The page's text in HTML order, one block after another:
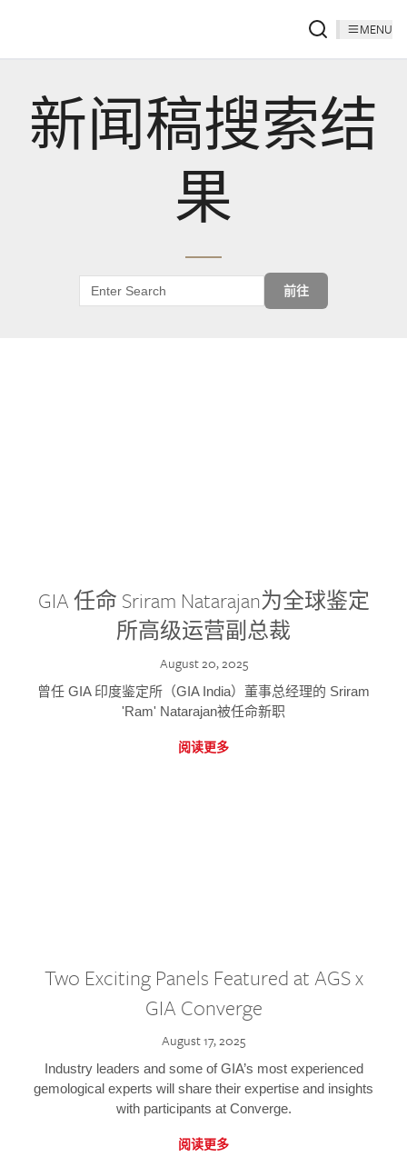
MENU
新闻稿搜索结
果
前往
GIA 任命 Sriram Natarajan为全球鉴定
所高级运营副总裁
August 20, 2025
曾任 GIA 印度鉴定所（GIA India）董事总经理的 Sriram
'Ram' Natarajan被任命新职
阅读更多
Two Exciting Panels Featured at AGS x
GIA Converge
August 17, 2025
Industry leaders and some of GIA’s most experienced
gemological experts will share their expertise and insights
with participants at Converge.
阅读更多